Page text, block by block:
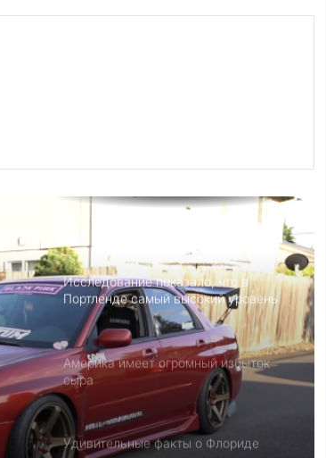
Детский день рождение в Майами,
как провести праздник под
Исследование показало, что в
Портленде самый высокий уровень
угона автомобилей на душу
населения в США
Америка имеет огромный избыток
сыра
Удивительные факты о Флориде